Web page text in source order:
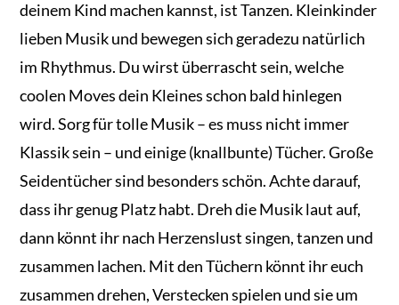
deinem Kind machen kannst, ist Tanzen. Kleinkinder
lieben Musik und bewegen sich geradezu natürlich
im Rhythmus. Du wirst überrascht sein, welche
coolen Moves dein Kleines schon bald hinlegen
wird. Sorg für tolle Musik – es muss nicht immer
Klassik sein – und einige (knallbunte) Tücher. Große
Seidentücher sind besonders schön. Achte darauf,
dass ihr genug Platz habt. Dreh die Musik laut auf,
dann könnt ihr nach Herzenslust singen, tanzen und
zusammen lachen. Mit den Tüchern könnt ihr euch
zusammen drehen, Verstecken spielen und sie um